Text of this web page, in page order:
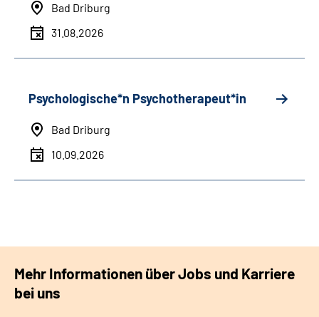
Bad Driburg
31.08.2026
Psychologische*n Psychotherapeut*in
Bad Driburg
10.09.2026
Mehr Informationen über Jobs und Karriere
bei uns